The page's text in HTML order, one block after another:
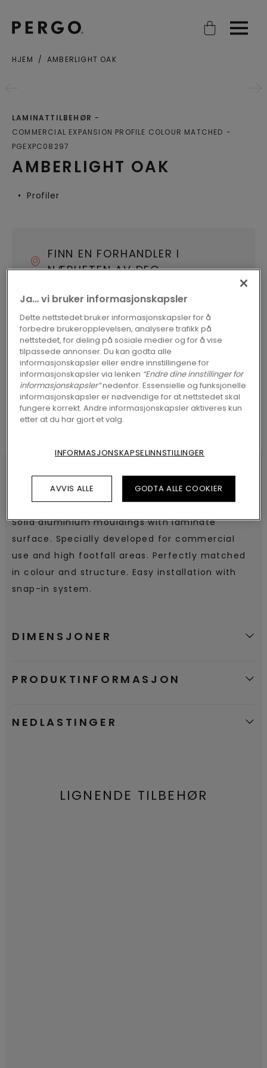
Open searchOpen
HJEM AMBERLIGHT OAK
AMBERLIGHT OAK
LAMINATTILBEHØR
COMMERCIAL EXPANSION PROFILE COLOUR MATCHED
PGEXPC08297
Profiler
FINN EN FORHANDLER I
NÆRHETEN AV DEG
SØK
SPESIFIKASJONER
Solid aluminium mouldings with laminate
surface. Specially developed for commercial
use and high footfall areas. Perfectly matched
in colour and structure. Easy installation with
snap-in system.
DIMENSJONER
PRODUKTINFORMASJON
NEDLASTINGER
LIGNENDE TILBEHØR
Ja… vi bruker informasjonskapsler
Dette nettstedet bruker informasjonskapsler for å
forbedre brukeropplevelsen, analysere trafikk på
nettstedet, for deling på sosiale medier og for å vise
tilpassede annonser. Du kan godta alle
informasjonskapsler eller endre innstillingene for
informasjonskapsler via lenken “Endre dine innstillinger for
informasjonskapsler”nedenfor. Essensielle og funksjonelle
informasjonskapsler er nødvendige for at nettstedet skal
fungere korrekt. Andre informasjonskapsler aktiveres kun
etter at du har gjort et valg.
INFORMASJONSKAPSELINNSTILLINGER
AVVIS ALLE GODTA ALLE COOKIER